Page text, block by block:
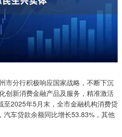
分行积极响应国家战略，不断下沉
创新消费金融产品及服务，精准激活
至2025年5月末，全市金融机构消费贷
车贷款余额同比增长53.83%，其他